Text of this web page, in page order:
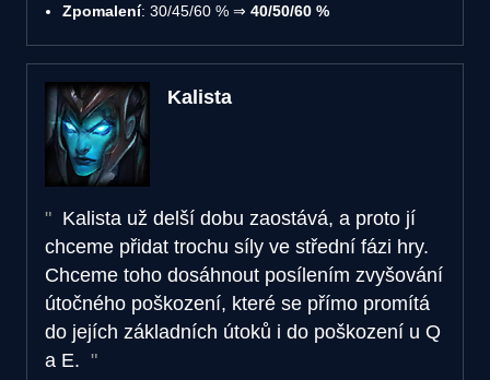
Zpomalení: 30/45/60 % ⇒ 40/50/60 %
Kalista
Kalista už delší dobu zaostává, a proto jí
chceme přidat trochu síly ve střední fázi hry.
Chceme toho dosáhnout posílením zvyšování
útočného poškození, které se přímo promítá
do jejích základních útoků i do poškození u Q
a E.